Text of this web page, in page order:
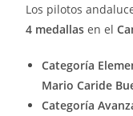
Los pilotos
4 medallas en el
Categoría
Mario Caride
Categoría